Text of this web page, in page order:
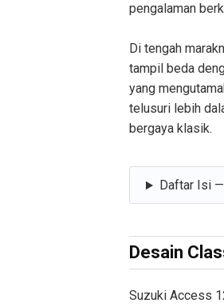
pengalaman
Di tengah
tampil beda
yang
telusuri lebih
bergaya klasik.
Daftar Isi
Desain
Suzuki Access